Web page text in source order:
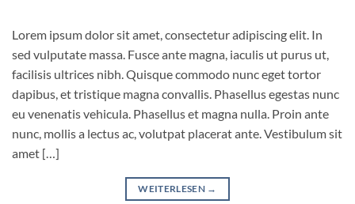
Lorem ipsum dolor sit amet, consectetur adipiscing elit. In
sed vulputate massa. Fusce ante magna, iaculis ut purus ut,
facilisis ultrices nibh. Quisque commodo nunc eget tortor
dapibus, et tristique magna convallis. Phasellus egestas nunc
eu venenatis vehicula. Phasellus et magna nulla. Proin ante
nunc, mollis a lectus ac, volutpat placerat ante. Vestibulum sit
amet […]
WEITERLESEN →